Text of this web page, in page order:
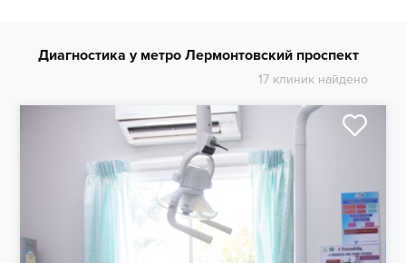
Диагностика у метро Лермонтовский проспект
17 клиник найдено